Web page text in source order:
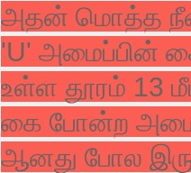
அதன் மொத்த
'U' அமைப்பின்
உள்ள தூரம் 13
கை போன்ற
ஆனது போல